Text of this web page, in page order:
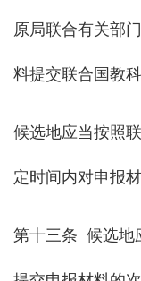
原局联合有关部
料提交联合国教科
候选地应当按照
定时间内对申报
第十三条 候选地